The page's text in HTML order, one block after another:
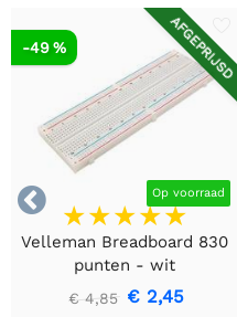

AFGEPRIJSD
Op voorraad
-49 %
Velleman Breadboard 830
punten - wit
€ 4,85 € 2,45